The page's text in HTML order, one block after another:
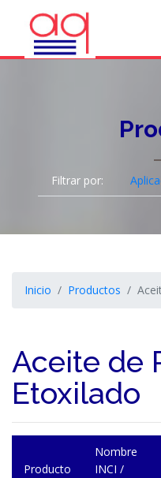
Filtrar por:
Inicio Productos
Aceite de
Etoxilado
Producto
Nombre
INCI /